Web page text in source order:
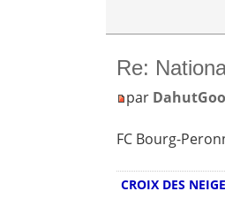
Re:
par
FC Bourg-
CROIX DES